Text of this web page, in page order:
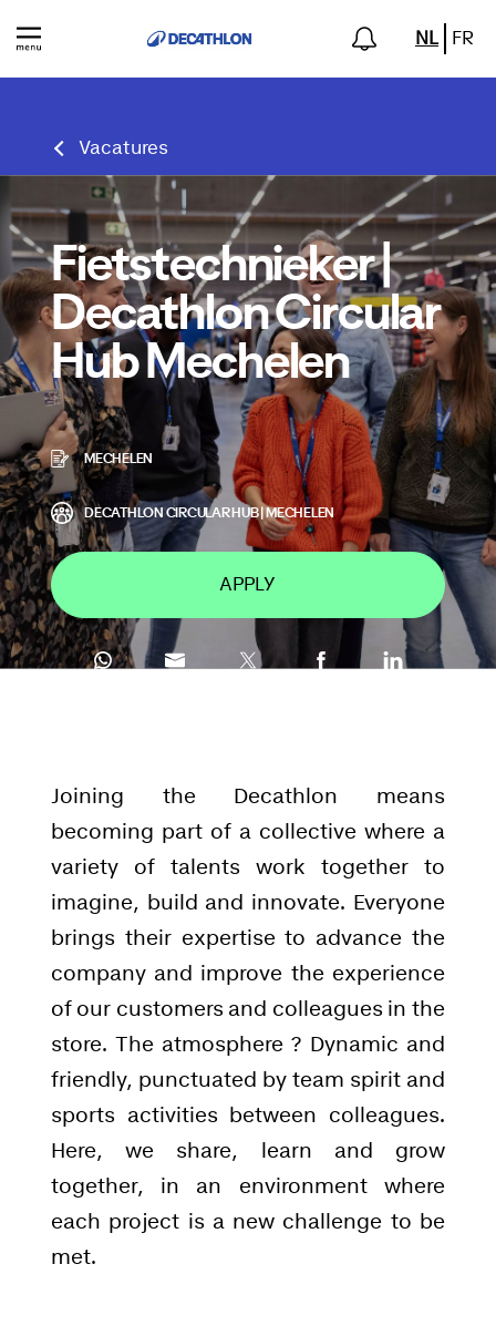
NL FR
Vacatures
Fietstechnieker |
Decathlon Circular
Hub Mechelen
MECHELEN
DECATHLON CIRCULAR HUB | MECHELEN
APPLY
Joining the Decathlon means
becoming part of a collective where a
variety of talents work together to
imagine, build and innovate. Everyone
brings their expertise to advance the
company and improve the experience
of our customers and colleagues in the
store. The atmosphere ? Dynamic and
friendly, punctuated by team spirit and
sports activities between colleagues.
Here, we share, learn and grow
together, in an environment where
each project is a new challenge to be
met.